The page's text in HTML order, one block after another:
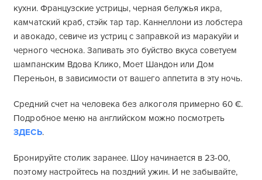
кухни. Французские устрицы, черная белужья икра,
камчатский краб, стэйк тар тар. Каннеллони из лобстера
и авокадо, севиче из устриц с заправкой из маракуйи и
черного чеснока. Запивать это буйство вкуса советуем
шампанским Вдова Клико, Моет Шандон или Дом
Переньон, в зависимости от вашего аппетита в эту ночь.
Средний счет на человека без алкоголя примерно 60 €.
Подробное меню на английском можно посмотреть
ЗДЕСЬ.
Бронируйте столик заранее. Шоу начинается в 23-00,
поэтому настройтесь на поздний ужин. И не забывайте,